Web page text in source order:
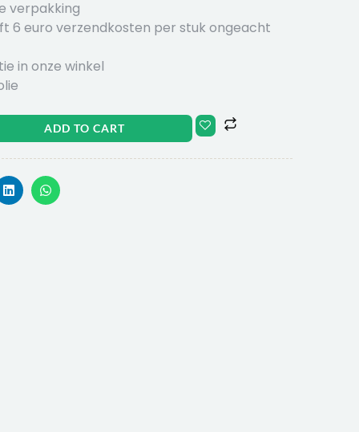
verpakking
6 euro verzendkosten per stuk ongeacht
in onze winkel
ADD TO CART